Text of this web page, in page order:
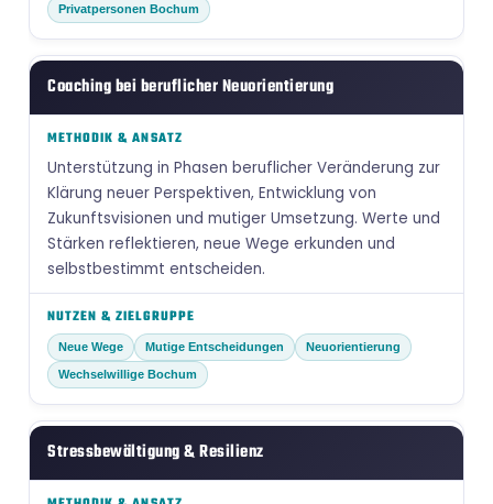
Privatpersonen Bochum
Coaching bei beruflicher Neuorientierung
Unterstützung in Phasen beruflicher Veränderung zur
Klärung neuer Perspektiven, Entwicklung von
Zukunftsvisionen und mutiger Umsetzung. Werte und
Stärken reflektieren, neue Wege erkunden und
selbstbestimmt entscheiden.
Neue Wege Mutige Entscheidungen Neuorientierung
Wechselwillige Bochum
Stressbewältigung & Resilienz